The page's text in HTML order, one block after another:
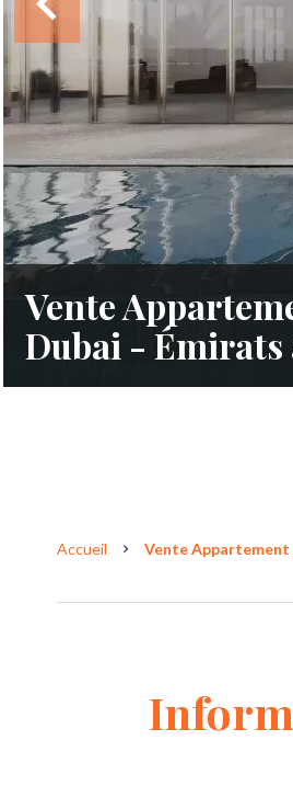
Vente
Dubai - Émirats
Accueil Vente Appartement